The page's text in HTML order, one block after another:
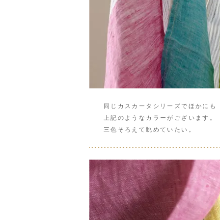
同じカスカータシリーズでほかに
上記のようなカラーがございます。
三色そろえて眺めていたい。